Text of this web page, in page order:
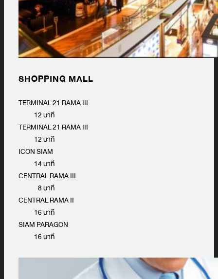
SHOPPING MALL
TERMINAL 21 RAMA III
12 นาที
TERMINAL 21 RAMA III
12 นาที
ICON SIAM
14 นาที
CENTRAL RAMA III
8 นาที
CENTRAL RAMA II
16 นาที
SIAM PARAGON
16 นาที